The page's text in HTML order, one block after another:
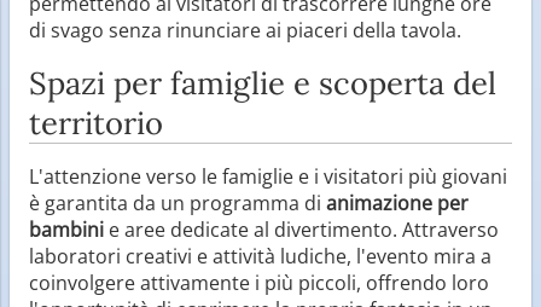
di svago senza rinunciare ai piaceri della tavola.
Spazi per famiglie e scoperta del
territorio
L'attenzione verso le famiglie e i visitatori più giovani
è garantita da un programma di animazione per
bambini e aree dedicate al divertimento. Attraverso
laboratori creativi e attività ludiche, l'evento mira a
coinvolgere attivamente i più piccoli, offrendo loro